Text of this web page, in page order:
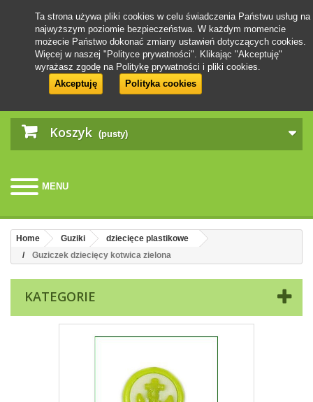
Koszyk (pusty)
MENU
Ta strona używa pliki cookies w celu świadczenia Państwu usług na
najwyższym poziomie bezpieczeństwa. W każdym momencie
możecie Państwo dokonać zmiany ustawień dotyczących cookies.
Więcej w naszej "Polityce prywatności". Klikając "Akceptuję"
wyrażasz zgodę na Politykę prywatności i pliki cookies.
Akceptuję
Polityka cookies
Home Guziki
dziecięce plastikowe
Guziczek dziecięcy kotwica zielona
KATEGORIE